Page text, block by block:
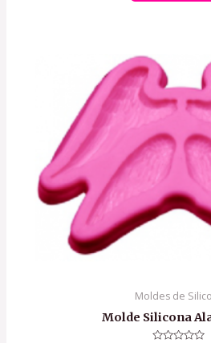
Moldes de
Molde Silicona